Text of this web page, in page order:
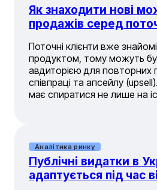
Як знаходити нові
продажів серед
Поточні клієнти вже
продуктом, тому можуть
авдиторією для повторних
співпраці та апсейлу
має спиратися не лише на
Аналітика ринку
Публічні видатки в
адаптується під час